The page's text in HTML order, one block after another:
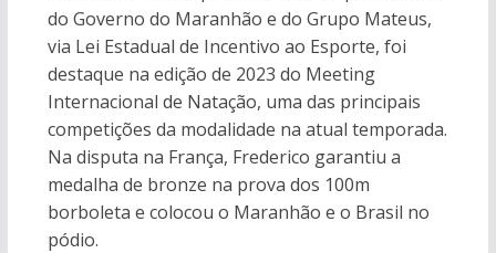
do Governo do Maranhão e do Grupo Mateus,
via Lei Estadual de Incentivo ao Esporte, foi
destaque na edição de 2023 do Meeting
Internacional de Natação, uma das principais
competições da modalidade na atual temporada.
Na disputa na França, Frederico garantiu a
medalha de bronze na prova dos 100m
borboleta e colocou o Maranhão e o Brasil no
pódio.